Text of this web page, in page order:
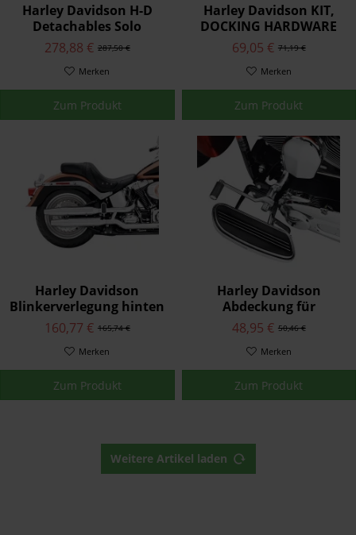
Harley Davidson H-D
Detachables Solo
Gepäckträger 53512-07A
287,50 €
278,88 €
Merken
Zum Produkt
Harley Davidson KIT,
DOCKING HARDWARE
53529-04
71,19 €
69,05 €
Merken
Zum Produkt
Harley Davidson
Blinkerverlegung hinten
73369-10165,74 €
160,77 €
Merken
Zum Produkt
Harley Davidson
Abdeckung für
Schaltwippenachse mit
Einsatz 35495-06
50,46 €
48,95 €
Merken
Zum Produkt
Weitere Artikel laden